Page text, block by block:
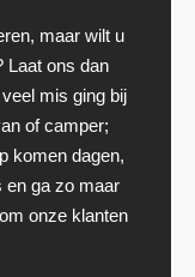
maar wilt u
Laat ons dan
mis ging bij
of camper;
komen dagen,
en ga zo maar
onze klanten